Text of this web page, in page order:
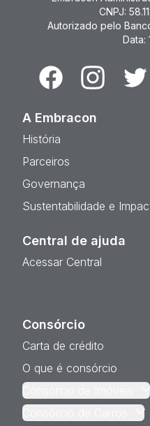
CNPJ:
Autorizado pelo
Data:
FacebookInstagramTwitter
A Embracon
História
Parceiros
Governança
Sustentabilidade e
Central de ajuda
Acessar Central
Consórcio
Carta de crédito
O que é consórcio